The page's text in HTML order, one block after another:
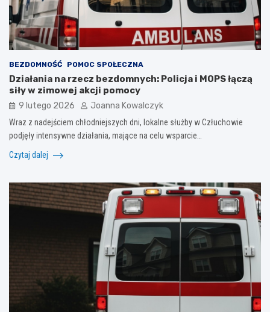
BEZDOMNOŚĆ POMOC SPOŁECZNA
Działania na rzecz bezdomnych: Policja i MOPS łączą
siły w zimowej akcji pomocy
9 lutego 2026 Joanna Kowalczyk
Wraz z nadejściem chłodniejszych dni, lokalne służby w Człuchowie
podjęły intensywne działania, mające na celu wsparcie…
Czytaj dalej